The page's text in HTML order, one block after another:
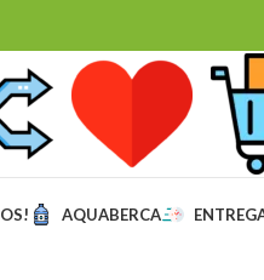
AQUABERCA